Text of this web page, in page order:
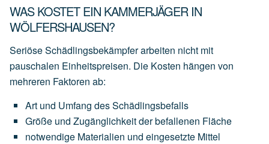
WAS KOSTET EIN KAMMERJÄGER IN
WÖLFERSHAUSEN?
Seriöse Schädlingsbekämpfer arbeiten nicht mit
pauschalen Einheitspreisen. Die Kosten hängen von
mehreren Faktoren ab:
Art und Umfang desSchädlingsbefalls
Größe und Zugänglichkeitderbefallenen Fläche
notwendige Materialien und eingesetzte Mittel